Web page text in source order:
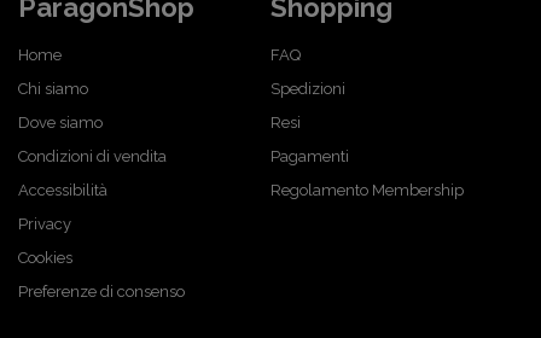
ParagonShop
Home
Chi siamo
Dove siamo
Condizioni di vendita
Accessibilità
Privacy
Cookies
Preferenze di consenso
Shopping
FAQ
Spedizioni
Resi
Pagamenti
Regolamento Membership